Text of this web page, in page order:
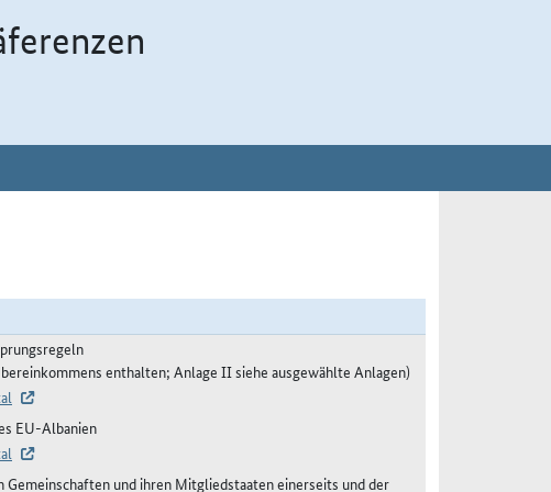
enthalten; Anlage II siehe ausgewählte Anlagen)
EU-Albanien
und ihren Mitgliedstaaten einerseits und der